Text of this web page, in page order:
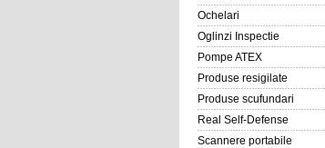
Ochelari
Oglinzi Inspectie
Pompe ATEX
Produse resigilate
Produse scufundari
Real Self-Defense
Scannere portabile